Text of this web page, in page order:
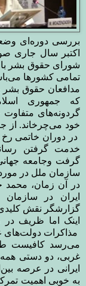
بررسی دوره‌ای
اکتبر سال جاری
شورای حقوق بشر
تمامی کشورها
مدافعان حقوق بشر
که جمهوری
گردونه‌های
خود می‌چرخاند. از
در دوران خاتمی رخ
خدمت گرفتن
گرفت وجامعه
سازمان ملل در
در آن زمان، محمد
ایران در
گزارشگر نقش
اینک اما ظریف
مذاکرات دولت‌های
می‌رسد کافیست
غربی، دو دستی همه
ایرانی در عرصه
به خوبی اهمیت